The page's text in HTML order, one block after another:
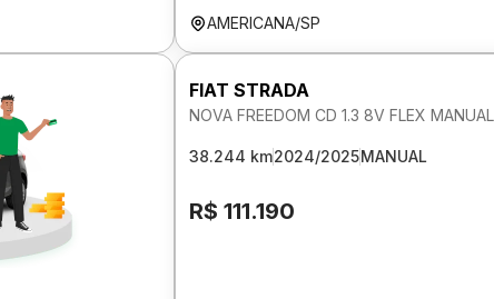
AMERICANA/SP
FIAT STRADA
NOVA FREEDOM CD 1.3 8V FLEX MANUAL
38.244 km2024/2025MANUAL
R$ 111.190